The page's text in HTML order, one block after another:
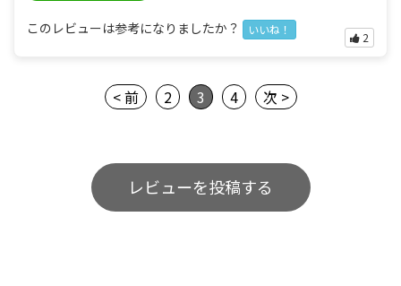
このレビューは参考になりましたか？ いいね！
2
< 前 2 3 4 次 >
レビューを投稿する